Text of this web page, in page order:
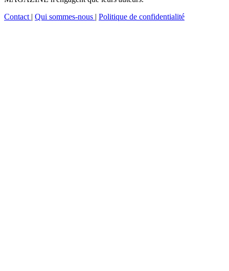
Contact | Qui sommes-nous | Politique de confidentialité